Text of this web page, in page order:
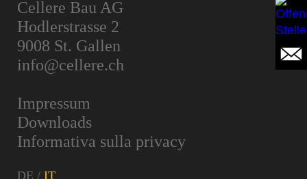
Cellere Bau AG
Hodlerstrasse 2
9008 St. Gallen
info@cellere.ch
Impressum
Downloads
Informativa sulla privacy